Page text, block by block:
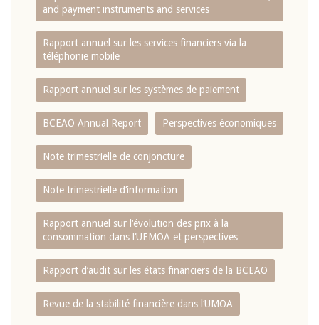
and payment instruments and services
Rapport annuel sur les services financiers via la
téléphonie mobile
Rapport annuel sur les systèmes de paiement
BCEAO Annual Report Perspectives économiques
Note trimestrielle de conjoncture
Note trimestrielle d‘information
Rapport annuel sur l‘évolution des prix à la
consommation dans l‘UEMOA et perspectives
Rapport d‘audit sur les états financiers de la BCEAO
Revue de la stabilité financière dans l‘UMOA